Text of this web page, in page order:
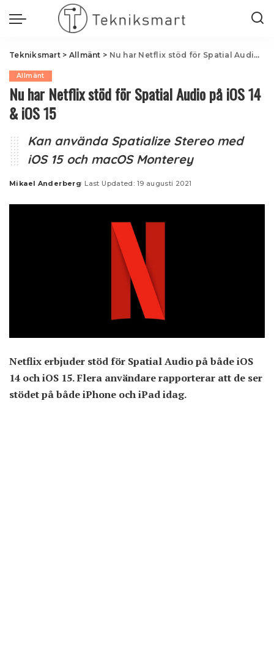
Tekniksmart> Allmänt > Nu har Netflix stöd för Spatial Audio på iOS 14 & iOS 15
Allmänt
Nu har Netflix stöd för Spatial Audio på iOS 14
& iOS 15
Kan använda Spatialize Stereo med
iOS 15 och macOS Monterey
Posted
Mikael Anderberg Last Updated: 19 augusti 2021
Netflix erbjuder stöd för Spatial Audio på både iOS
14 och iOS 15. Flera användare rapporterar att de ser
stödet på både iPhone och iPad idag.